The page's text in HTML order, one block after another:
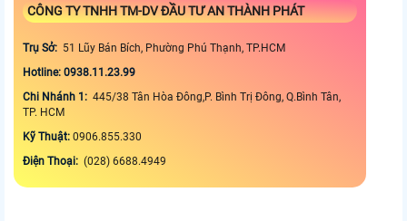
CÔNG TY TNHH TM-DV ĐẦU TƯ AN THÀNH PHÁT
Trụ Sở: 51 Lũy Bán Bích, Phường Phú Thạnh, TP.HCM
Hotline: 0938.11.23.99
Chi Nhánh 1: 445/38 Tân Hòa Đông,P. Bình Trị Đông, Q.Bình Tân,
TP. HCM
Kỹ Thuật: 0906.855.330
Điện Thoại: (028) 6688.4949